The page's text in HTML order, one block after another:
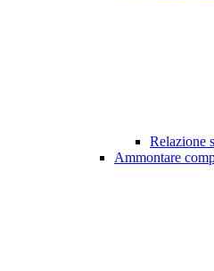
Relazione
Ammontare